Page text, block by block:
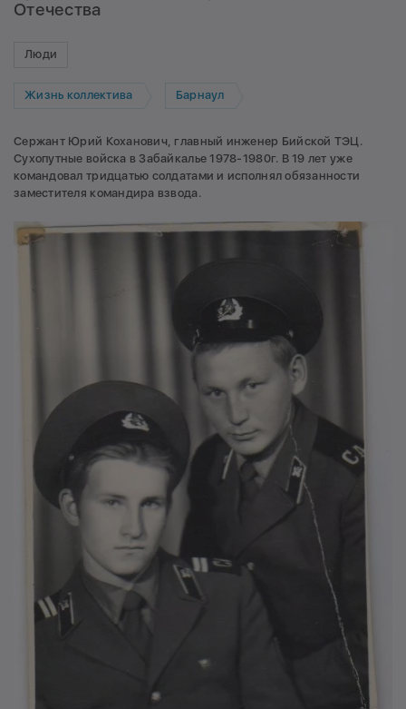
Отечества
Люди
Жизнь коллектива Барнаул
Сержант Юрий Коханович, главный инженер Бийской ТЭЦ.
Сухопутные войска в Забайкалье 1978-1980г. В 19 лет уже
командовал тридцатью солдатами и исполнял обязанности
заместителя командира взвода.